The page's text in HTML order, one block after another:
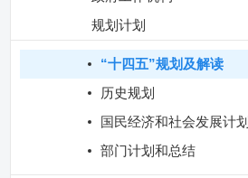
规划计划
“十四五”规划及解读
历史规划
国民经济和社会发展计划
部门计划和总结